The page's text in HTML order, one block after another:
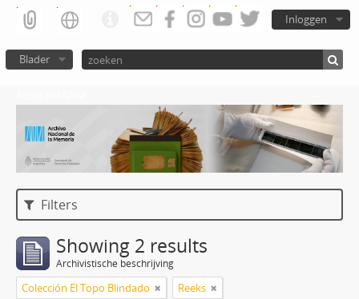
Inloggen
Blader
Filters
Showing 2 results
Archivistische beschrijving
Colección El Topo Blindado Reeks